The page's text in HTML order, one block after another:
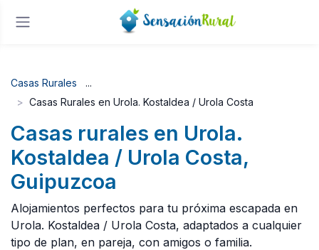
Casas Rurales
Casas Rurales en Urola. Kostaldea / Urola Costa
Casas rurales en Urola.
Kostaldea / Urola Costa,
Guipuzcoa
Alojamientos perfectos para tu próxima escapada en
Urola. Kostaldea / Urola Costa, adaptados a cualquier
tipo de plan, en pareja, con amigos o familia.